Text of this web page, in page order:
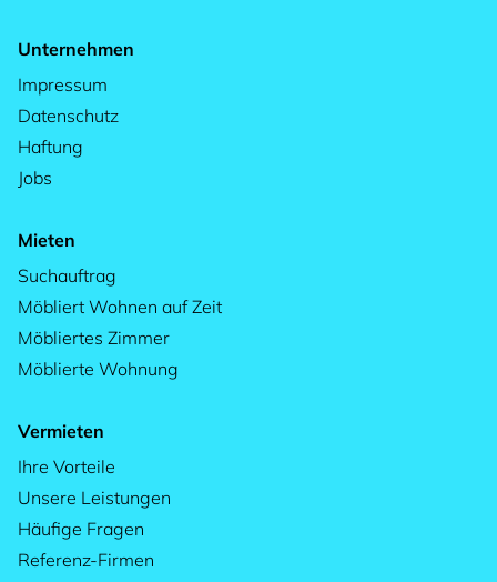
Unternehmen
Impressum
Datenschutz
Haftung
Jobs
Mieten
Suchauftrag
Möbliert Wohnen auf Zeit
Möbliertes Zimmer
Möblierte Wohnung
Vermieten
Ihre Vorteile
Unsere Leistungen
Häufige Fragen
Referenz-Firmen